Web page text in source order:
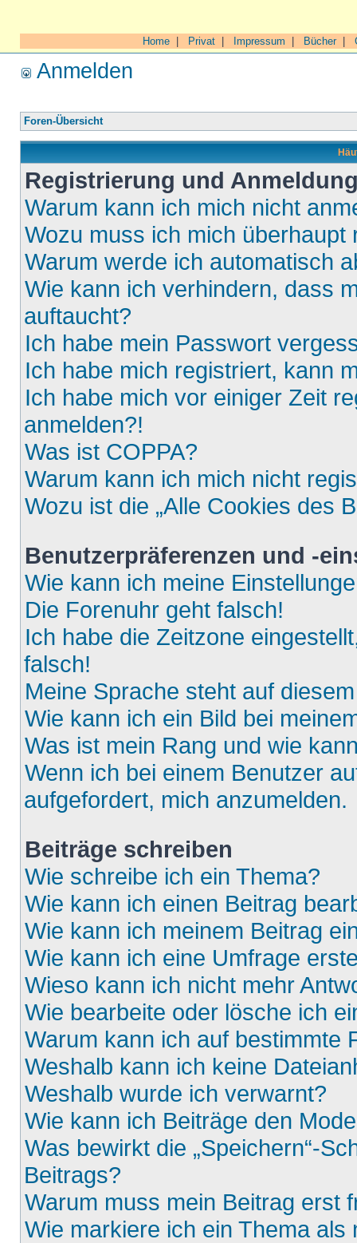
Home Privat Impressum Bücher|
Anmelden
Foren-Übersicht
Registrierung und
Warum kann ich mich nicht
Wozu muss ich mich überhaupt
Warum werde ich automatisch
Wie kann ich verhindern, dass
auftaucht?
Ich habe mein Passwort
Ich habe mich registriert, kann
Ich habe mich vor einiger Zeit
anmelden?!
Was ist COPPA?
Warum kann ich mich nicht
Wozu ist die „Alle Cookies des
Benutzerpräferenzen und -
Wie kann ich meine
Die Forenuhr geht falsch!
Ich habe die Zeitzone
falsch!
Meine Sprache steht auf
Wie kann ich ein Bild bei
Was ist mein Rang und wie
Wenn ich bei einem Benutzer
aufgefordert, mich anzumelden.
Beiträge schreiben
Wie schreibe ich ein Thema?
Wie kann ich einen Beitrag
Wie kann ich meinem Beitrag
Wie kann ich eine Umfrage
Wieso kann ich nicht mehr
Wie bearbeite oder lösche ich
Warum kann ich auf bestimmte
Weshalb kann ich keine
Weshalb wurde ich verwarnt?
Wie kann ich Beiträge den
Was bewirkt die „Speichern“-
Beitrags?
Warum muss mein Beitrag erst
Wie markiere ich ein Thema als